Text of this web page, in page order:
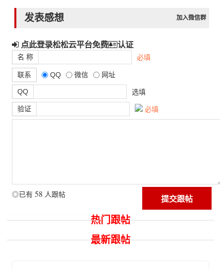
发表感想 加入微信群
点此登录松松云平台免费 认证
名 称 必填
联系 QQ 微信 网址
QQ 选填
验证 必填
◎已有 58 人跟帖
热门跟帖
最新跟帖